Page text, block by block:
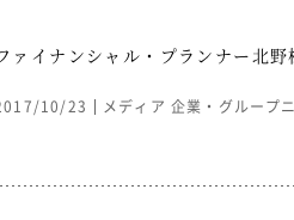
ァイナンシャル・プランナー北
10/23 メディア 企業・グループ